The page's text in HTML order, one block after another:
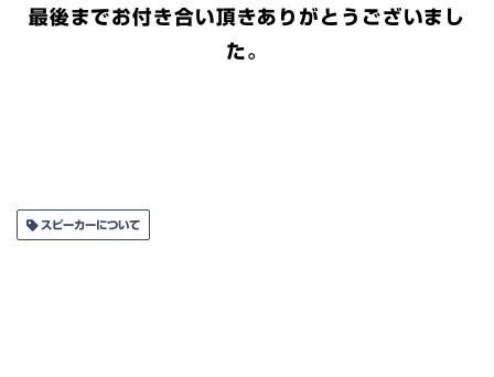
最後までお付き合い頂きありがとうございまし
た。
スピーカーについて